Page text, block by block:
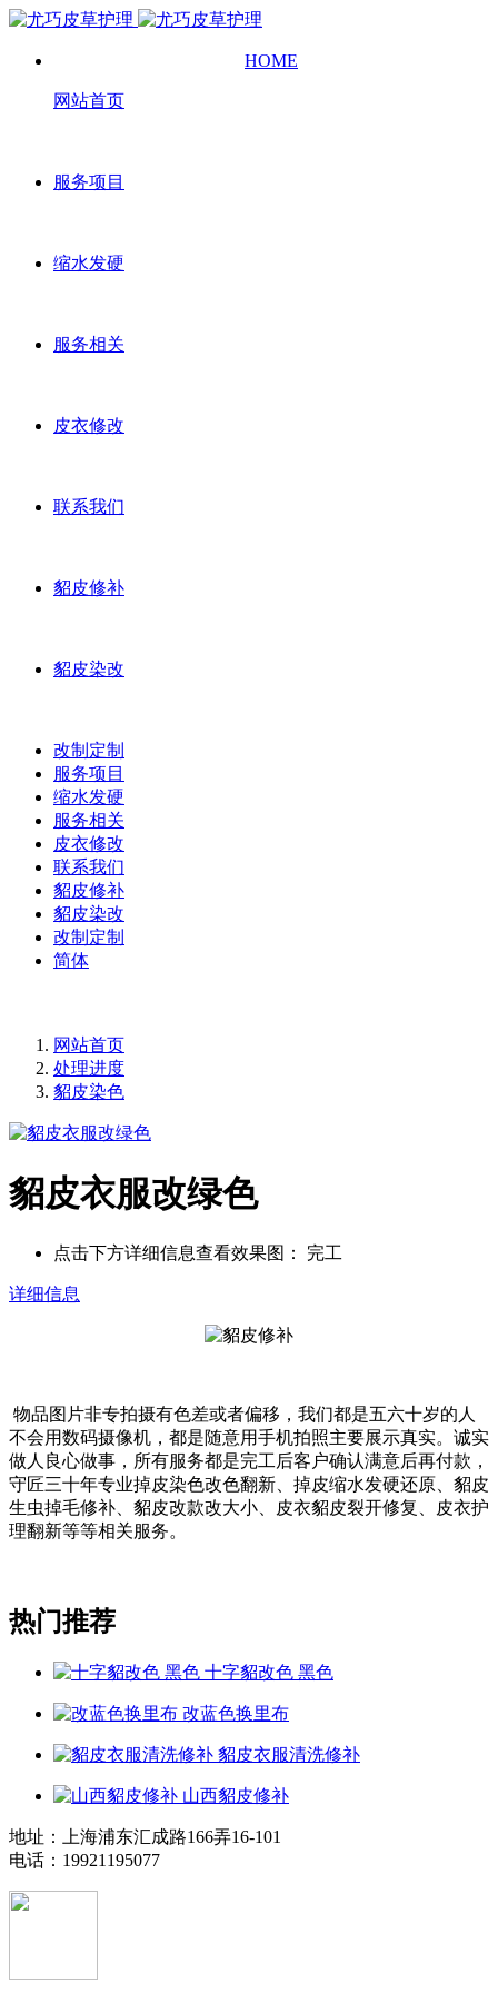
HOME
网站首页
服务项目
缩水发硬
服务相关
皮衣修改
联系我们
貂皮修补
貂皮染改
改制定制
服务项目
缩水发硬
服务相关
皮衣修改
联系我们
貂皮修补
貂皮染改
改制定制
简体
网站首页
处理进度
貂皮染色
貂皮衣服改绿色
点击下方详细信息查看效果图： 完工
详细信息
物品图片非专拍摄有色差或者偏移，我们都是五六十岁的人
不会用数码摄像机，都是随意用手机拍照主要展示真实。诚实
做人良心做事，所有服务都是完工后客户确认满意后再付款，
守匠三十年专业掉皮染色改色翻新、掉皮缩水发硬还原、貂皮
生虫掉毛修补、貂皮改款改大小、皮衣貂皮裂开修复、皮衣护
理翻新等等相关服务。
热门推荐
十字貂改色 黑色
改蓝色换里布
貂皮衣服清洗修补
山西貂皮修补
地址：上海浦东汇成路166弄16-101
电话：19921195077